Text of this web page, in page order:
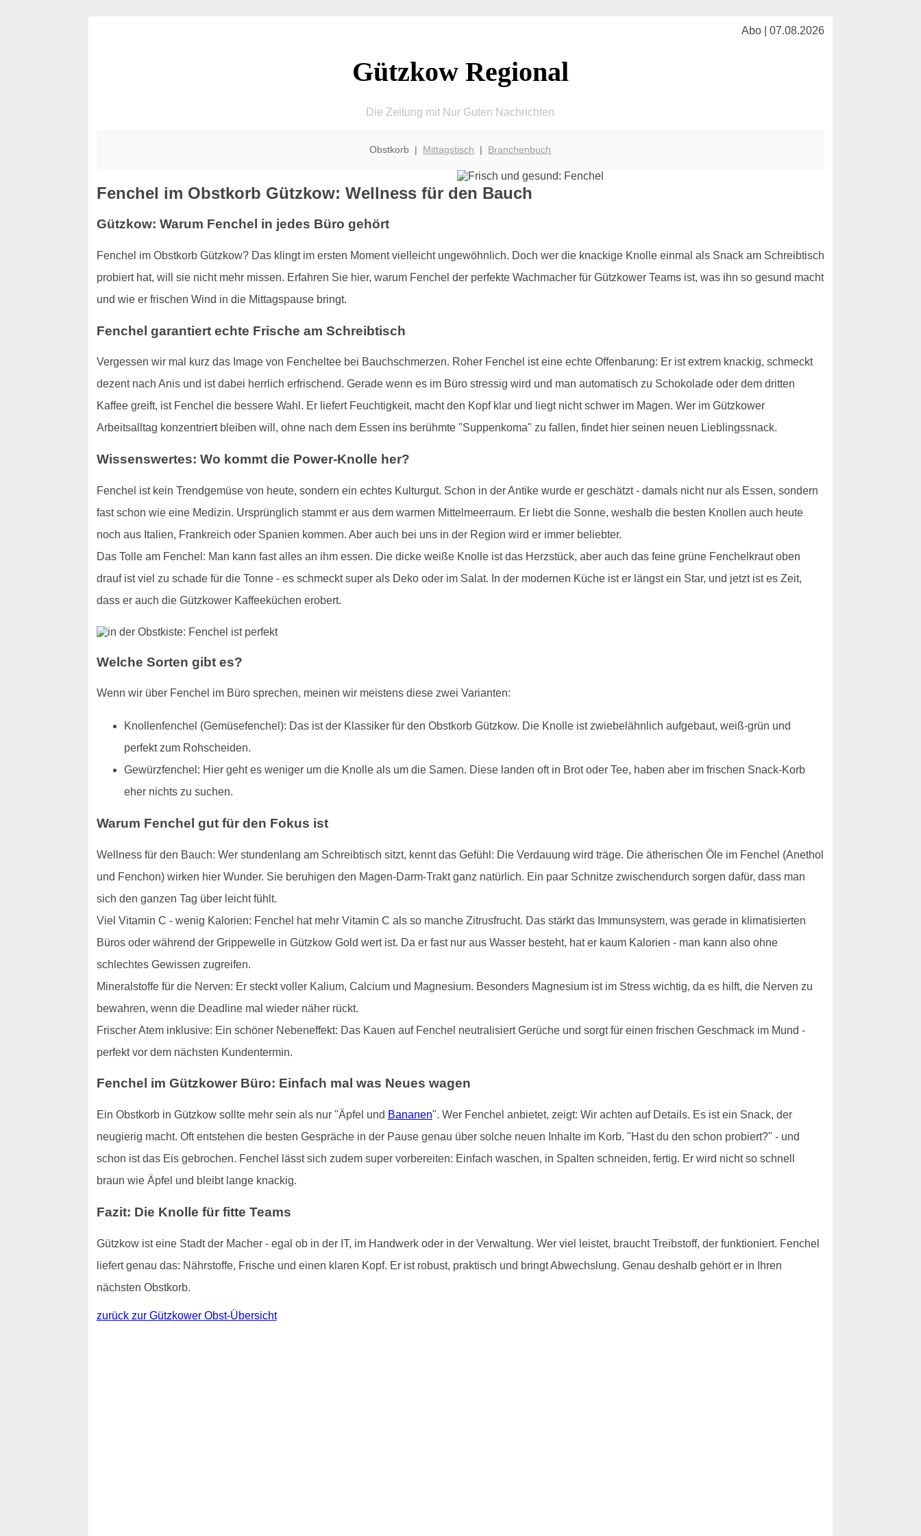
Abo | 07.08.2026
Gützkow Regional
Die Zeitung mit Nur Guten Nachrichten
Obstkorb | Mittagstisch | Branchenbuch
Fenchel im Obstkorb Gützkow: Wellness für den Bauch
Gützkow: Warum Fenchel in jedes Büro gehört
Fenchel im Obstkorb Gützkow? Das klingt im ersten Moment vielleicht ungewöhnlich. Doch wer die knackige Knolle einmal als Snack am Schreibtisch
probiert hat, will sie nicht mehr missen. Erfahren Sie hier, warum Fenchel der perfekte Wachmacher für Gützkower Teams ist, was ihn so gesund macht
und wie er frischen Wind in die Mittagspause bringt.
Fenchel garantiert echte Frische am Schreibtisch
Vergessen wir mal kurz das Image von Fencheltee bei Bauchschmerzen. Roher Fenchel ist eine echte Offenbarung: Er ist extrem knackig, schmeckt
dezent nach Anis und ist dabei herrlich erfrischend. Gerade wenn es im Büro stressig wird und man automatisch zu Schokolade oder dem dritten
Kaffee greift, ist Fenchel die bessere Wahl. Er liefert Feuchtigkeit, macht den Kopf klar und liegt nicht schwer im Magen. Wer im Gützkower
Arbeitsalltag konzentriert bleiben will, ohne nach dem Essen ins berühmte "Suppenkoma" zu fallen, findet hier seinen neuen Lieblingssnack.
Wissenswertes: Wo kommt die Power-Knolle her?
Fenchel ist kein Trendgemüse von heute, sondern ein echtes Kulturgut. Schon in der Antike wurde er geschätzt - damals nicht nur als Essen, sondern
fast schon wie eine Medizin. Ursprünglich stammt er aus dem warmen Mittelmeerraum. Er liebt die Sonne, weshalb die besten Knollen auch heute
noch aus Italien, Frankreich oder Spanien kommen. Aber auch bei uns in der Region wird er immer beliebter.
Das Tolle am Fenchel: Man kann fast alles an ihm essen. Die dicke weiße Knolle ist das Herzstück, aber auch das feine grüne Fenchelkraut oben
drauf ist viel zu schade für die Tonne - es schmeckt super als Deko oder im Salat. In der modernen Küche ist er längst ein Star, und jetzt ist es Zeit,
dass er auch die Gützkower Kaffeeküchen erobert.
Welche Sorten gibt es?
Wenn wir über Fenchel im Büro sprechen, meinen wir meistens diese zwei Varianten:
Knollenfenchel (Gemüsefenchel): Das ist der Klassiker für den Obstkorb Gützkow. Die Knolle ist zwiebelähnlich aufgebaut, weiß-grün und
perfekt zum Rohscheiden.
Gewürzfenchel: Hier geht es weniger um die Knolle als um die Samen. Diese landen oft in Brot oder Tee, haben aber im frischen Snack-Korb
eher nichts zu suchen.
Warum Fenchel gut für den Fokus ist
Wellness für den Bauch: Wer stundenlang am Schreibtisch sitzt, kennt das Gefühl: Die Verdauung wird träge. Die ätherischen Öle im Fenchel (Anethol
und Fenchon) wirken hier Wunder. Sie beruhigen den Magen-Darm-Trakt ganz natürlich. Ein paar Schnitze zwischendurch sorgen dafür, dass man
sich den ganzen Tag über leicht fühlt.
Viel Vitamin C - wenig Kalorien: Fenchel hat mehr Vitamin C als so manche Zitrusfrucht. Das stärkt das Immunsystem, was gerade in klimatisierten
Büros oder während der Grippewelle in Gützkow Gold wert ist. Da er fast nur aus Wasser besteht, hat er kaum Kalorien - man kann also ohne
schlechtes Gewissen zugreifen.
Mineralstoffe für die Nerven: Er steckt voller Kalium, Calcium und Magnesium. Besonders Magnesium ist im Stress wichtig, da es hilft, die Nerven zu
bewahren, wenn die Deadline mal wieder näher rückt.
Frischer Atem inklusive: Ein schöner Nebeneffekt: Das Kauen auf Fenchel neutralisiert Gerüche und sorgt für einen frischen Geschmack im Mund -
perfekt vor dem nächsten Kundentermin.
Fenchel im Gützkower Büro: Einfach mal was Neues wagen
Ein Obstkorb in Gützkow sollte mehr sein als nur "Äpfel und Bananen". Wer Fenchel anbietet, zeigt: Wir achten auf Details. Es ist ein Snack, der
neugierig macht. Oft entstehen die besten Gespräche in der Pause genau über solche neuen Inhalte im Korb. "Hast du den schon probiert?" - und
schon ist das Eis gebrochen. Fenchel lässt sich zudem super vorbereiten: Einfach waschen, in Spalten schneiden, fertig. Er wird nicht so schnell
braun wie Äpfel und bleibt lange knackig.
Fazit: Die Knolle für fitte Teams
Gützkow ist eine Stadt der Macher - egal ob in der IT, im Handwerk oder in der Verwaltung. Wer viel leistet, braucht Treibstoff, der funktioniert. Fenchel
liefert genau das: Nährstoffe, Frische und einen klaren Kopf. Er ist robust, praktisch und bringt Abwechslung. Genau deshalb gehört er in Ihren
nächsten Obstkorb.
zurück zur Gützkower Obst-Übersicht